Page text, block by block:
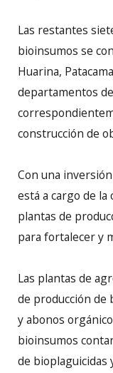
Las restantes
bioinsumos se
Huarina,
departamentos
construcción de
Con una
está a cargo de
plantas de
para fortalecer y
Las plantas de
de producción de
y abonos
bioinsumos
de bioplaguicidas